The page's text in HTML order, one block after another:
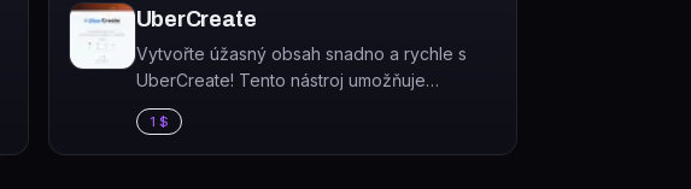
UberCreate
Vytvořte úžasný obsah snadno a rychle s
UberCreate! Tento nástroj umožňuje
generování textů i obrázků, a to ve vašem
vlastním jazyce.
1 $